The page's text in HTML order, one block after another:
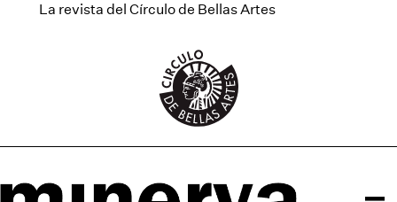
La revista del Círculo de Bellas Artes